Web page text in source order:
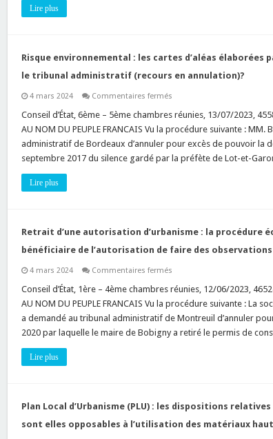
il
?
Lire plus
Risque environnemental : les cartes d’aléas
le tribunal administratif (recours en annulation)?
4 mars 2024 Commentaires ferméssur
environnemental
les
cartes
d’aléas
élaborées
tribunal
administratif
(recours
Conseil d’État, 6ème – 5ème chambres réunies, 13/07/2023,
AU NOM DU PEUPLE FRANCAIS Vu la procédure suivante :
administratif de Bordeaux d’annuler pour excès de pouvoir la
septembre 2017 du silence gardé par la préfète de Lot-et-
Lire plus
Retrait d’une autorisation d’urbanisme : la
bénéficiaire de l’autorisation de faire des observations
4 mars 2024 Commentaires ferméssur
d’une
autorisation
d’urbanisme
:
la
procédure
l’autorisation
faire
Conseil d’État, 1ère – 4ème chambres réunies, 12/06/2023,
AU NOM DU PEUPLE FRANCAIS Vu la procédure suivante : La
a demandé au tribunal administratif de Montreuil d’annuler
2020 par laquelle le maire de Bobigny a retiré le permis de
Lire plus
Plan Local d’Urbanisme (PLU) : les dispositions
sont elles opposables à l’utilisation des matériaux